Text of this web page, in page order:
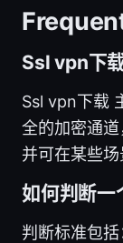
Ssl vpn下
Ssl vpn下载
全的加密通道
并可在某些场
如何判断一
判断标准包